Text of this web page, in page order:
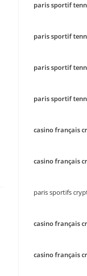
paris sportif
paris sportif
paris sportif
paris sportif
casino français
casino français
paris sportifs
casino français
casino français